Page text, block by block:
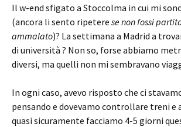
Il w-end sfigato a Stoccolma in cui mi
(ancora li sento ripetere se non fossi
ammalato)? La settimana a Madrid a
di università ? Non so, forse abbiamo
diversi, ma quelli non mi sembravano
In ogni caso, avevo risposto che ci
pensando e dovevamo controllare treni e
quasi sicuramente facciamo 4-5 giorni